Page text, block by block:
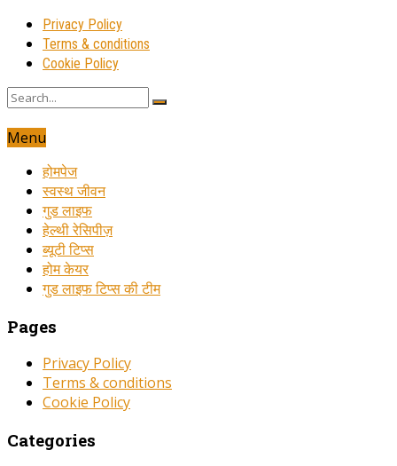
Privacy Policy
Terms & conditions
Cookie Policy
Menu
होमपेज
स्वस्थ जीवन
गुड लाइफ
हेल्थी रेसिपीज़
ब्यूटी टिप्स
होम केयर
गुड लाइफ टिप्स की टीम
Pages
Privacy Policy
Terms & conditions
Cookie Policy
Categories